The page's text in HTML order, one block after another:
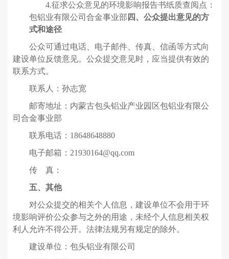
4.征求公众意见的环境影响报告书纸质查阅点：
包铝业有限公司合金事业部 四、公众提出意见的方
式和途径
公众可通过电话、电子邮件、传真、信函等方式向
建设单位反馈意见。公众提交意见时，应当提供有效的
联系方式。
联系人：孙志宽
邮寄地址：内蒙古包头铝业产业园区包铝业有限公
司合金事业部
联系电话：18648648880
电子邮箱：21930164@qq.com
传 真：
五、其他
对公众提交的相关个人信息，建设单位不会用于环
境影响评价公众参与之外的用途，未经个人信息相关权
利人允许不得公开。法律法规另有规定的除外。
建设单位：包头铝业有限公司